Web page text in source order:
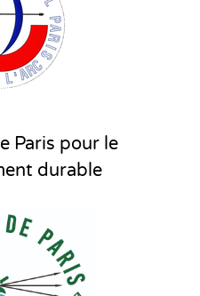
Paris pour le
durable